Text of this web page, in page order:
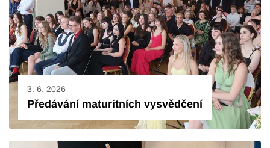
3. 6. 2026
Předávání maturitních vysvědčení